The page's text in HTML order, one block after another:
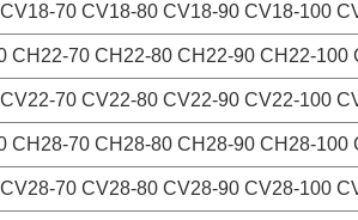
70 CV18-80 CV18-90 CV18-100
70 CH22-80 CH22-90 CH22-
70 CV22-80 CV22-90 CV22-100
70 CH28-80 CH28-90 CH28-
70 CV28-80 CV28-90 CV28-100